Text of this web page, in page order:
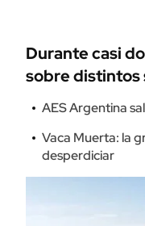
Durante casi
sobre distintos
AES Argentina
Vaca Muerta: la
desperdiciar